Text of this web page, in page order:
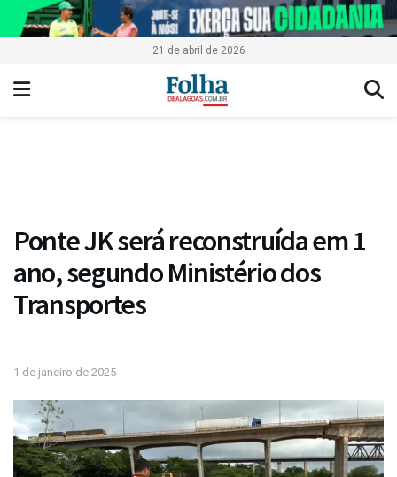
21 de abril de 2026
Ponte JK será reconstruída em 1
ano, segundo Ministério dos
Transportes
1 de janeiro de 2025